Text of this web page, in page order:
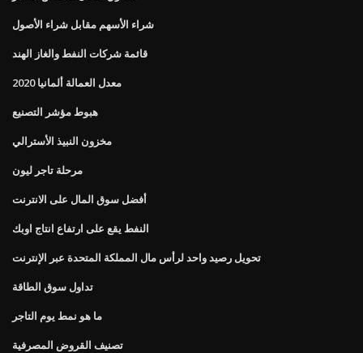
شراء الأسهم مقابل شراء الأصول
قائمة شركات النفط والغاز الهند
معدل العمالة ألمانيا 2020
هبوط مؤشر التصنيع
مخزون النبيذ الأسترالي
مرحلة تاجر ليون
أفضل سوق المال على الانترنت
النفط يقع على ارتفاع انتاج اوبك
تحويل رصيد واحد لرأس مال المملكة المتحدة عبر الإنترنت
تداول سوق الطاقة
ما هو نمط يوم التاجر
تصنيف القروض المصرفية